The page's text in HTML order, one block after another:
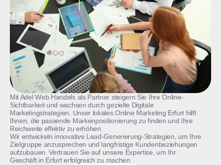
Mit Adel Web Handels als Partner steigern Sie Ihre Online-
Sichtbarkeit und wachsen durch gezielte Digitale
Marketingstrategien. Unser lokales Online Marketing Erfurt hilft
Ihnen, die passende Markenpositionierung zu finden und Ihre
Reichweite effektiv zu erhöhen.
Wir entwickeln innovative Lead-Generierung-Strategien, um Ihre
Zielgruppe anzusprechen und langfristige Kundenbeziehungen
aufzubauen. Vertrauen Sie auf unsere Expertise, um Ihr
Geschäft in Erfurt erfolgreich zu machen.